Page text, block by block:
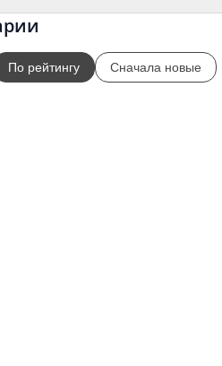
По рейтингу Сначала новые